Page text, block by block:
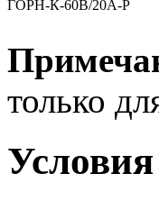
ГОРН-К-60В/20А-Р
только